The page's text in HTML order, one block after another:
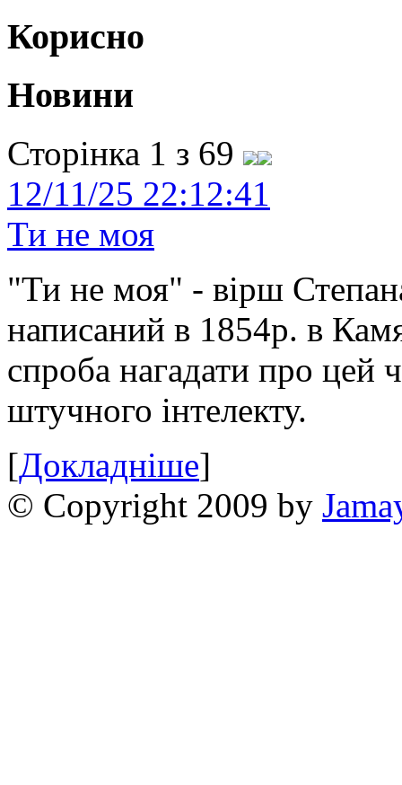
Корисно
Новини
Сторінка 1 з 69
12/11/25 22:12:41
Ти не моя
"Ти не моя" - вірш
написаний в 1854р. в
спроба нагадати про цей
штучного інтелекту.
[Докладніше]
© Copyright 2009 by